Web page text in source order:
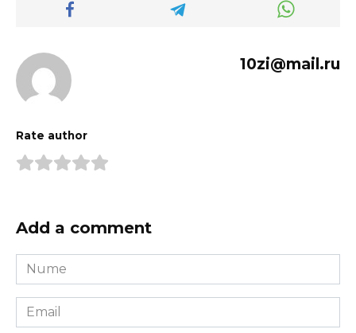
10zi@mail.ru
Rate author
Add a comment
Nume
*
Email
*